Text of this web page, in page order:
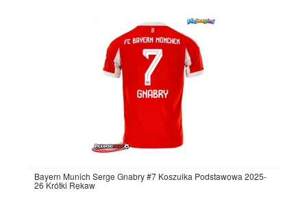
Bayern Munich Serge Gnabry #7 Koszulka Podstawowa 2025-
26 Krótki Rękaw